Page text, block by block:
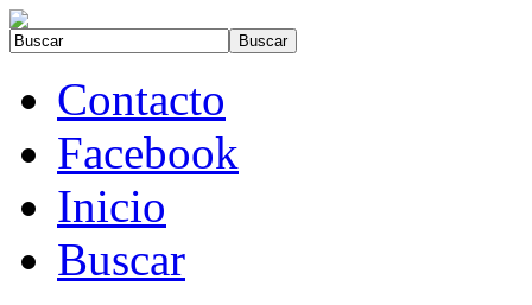
Contacto
Facebook
Inicio
Buscar